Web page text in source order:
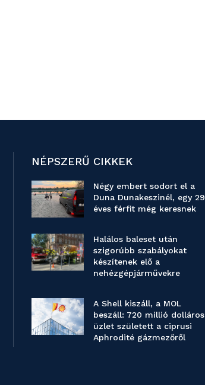
NÉPSZERŰ CIKKEK
Négy embert sodort el a
Duna Dunakeszinél, egy 29
éves férfit még keresnek
Halálos baleset után
szigorúbb szabályokat
készítenek elő a
nehézgépjárművekre
A Shell kiszáll, a MOL
beszáll: 720 millió dolláros
üzlet született a ciprusi
Aphrodité gázmezőről